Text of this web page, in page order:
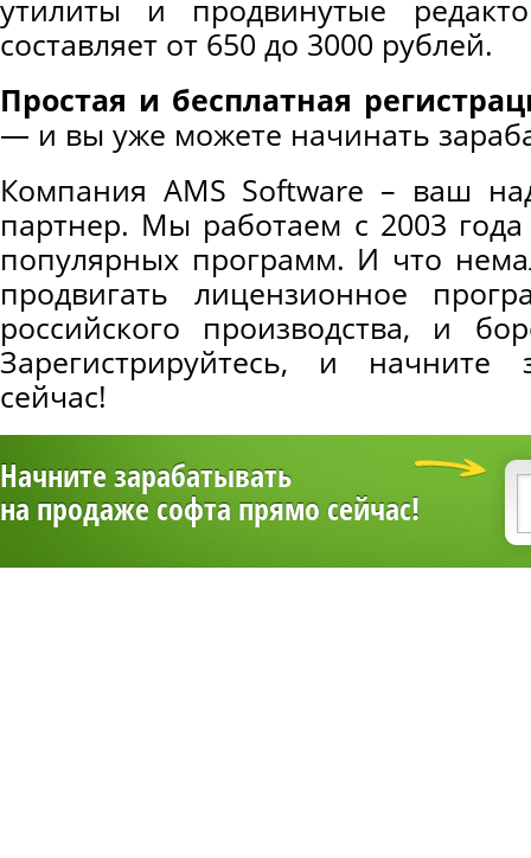
утилиты и продвинутые
составляет от 650 до 3000 рублей.
Простая и бесплатная
— и вы уже можете начинать
Компания AMS Software – ваш
партнер. Мы работаем с 2003
популярных программ. И что
продвигать лицензионное
российского производства, и
Зарегистрируйтесь, и начните
сейчас!
Начните зарабатывать
на продаже софта прямо сейчас!